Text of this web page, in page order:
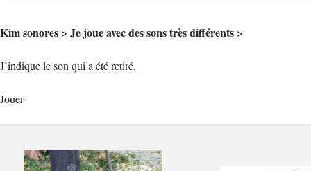
Kim sonores > Je joue avec des sons très différents >
J’indique le son qui a été retiré.
Jouer